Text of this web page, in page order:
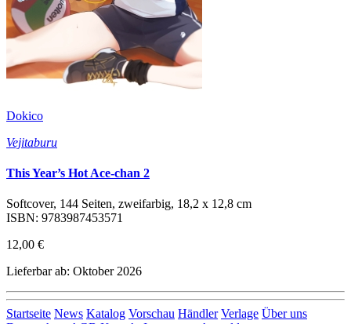
Dokico
Vejitaburu
This Year’s Hot Ace-chan 2
Softcover, 144 Seiten, zweifarbig, 18,2 x 12,8 cm
ISBN: 9783987453571
12,00 €
Lieferbar ab: Oktober 2026
Startseite News Katalog Vorschau Händler Verlage Über uns